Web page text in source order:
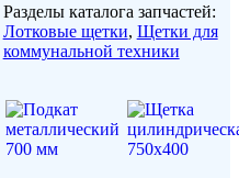
Разделы каталога запчастей:
Лотковые щетки, Щетки для
коммунальной техники